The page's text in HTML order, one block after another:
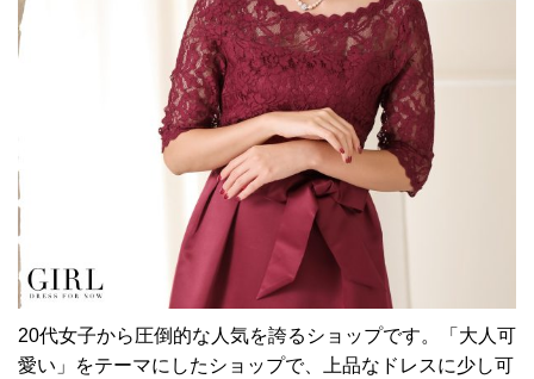
20代女子から圧倒的な人気を誇るショップです。「大人可
愛い」をテーマにしたショップで、上品なドレスに少し可